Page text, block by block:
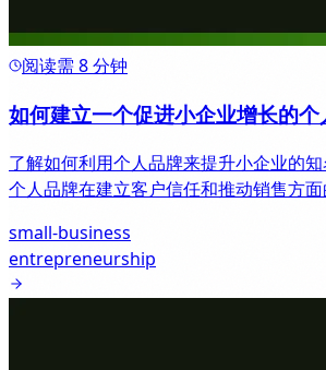
阅读需 8 分钟
如何建立一个促进小企业增长的个
了解如何利用个人品牌来提升小企业的
个人品牌在建立客户信任和推动销售方面
small-business
entrepreneurship